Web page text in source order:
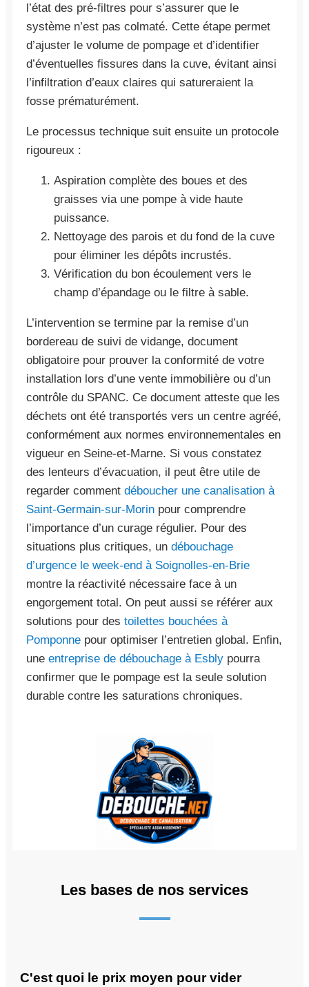
l’état des pré-filtres pour s’assurer que le
système n’est pas colmaté. Cette étape permet
d’ajuster le volume de pompage et d’identifier
d’éventuelles fissures dans la cuve, évitant ainsi
l’infiltration d’eaux claires qui satureraient la
fosse prématurément.
Le processus technique suit ensuite un protocole
rigoureux :
Aspiration complète des boues et des
graisses via une pompe à vide haute
puissance.
Nettoyage des parois et du fond de la cuve
pour éliminer les dépôts incrustés.
Vérification du bon écoulement vers le
champ d’épandage ou le filtre à sable.
L’intervention se termine par la remise d’un
bordereau de suivi de vidange, document
obligatoire pour prouver la conformité de votre
installation lors d’une vente immobilière ou d’un
contrôle du SPANC. Ce document atteste que les
déchets ont été transportés vers un centre agréé,
conformément aux normes environnementales en
vigueur en Seine-et-Marne. Si vous constatez
des lenteurs d’évacuation, il peut être utile de
regarder comment déboucher une canalisation à
Saint-Germain-sur-Morin pour comprendre
l’importance d’un curage régulier. Pour des
situations plus critiques, un débouchage
d’urgence le week-end à Soignolles-en-Brie
montre la réactivité nécessaire face à un
engorgement total. On peut aussi se référer aux
solutions pour des toilettes bouchées à
Pomponne pour optimiser l’entretien global. Enfin,
une entreprise de débouchage à Esbly pourra
confirmer que le pompage est la seule solution
durable contre les saturations chroniques.
Les bases de nos services
C'est quoi le prix moyen pour vider